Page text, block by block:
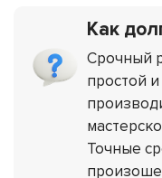
Как
Срочный
простой
Точные